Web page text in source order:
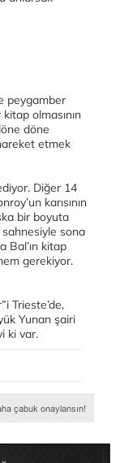
peygamber
olmasının
döne
etmek
Diğer 14
karısının
bir boyuta
sahnesiyle sona
Bal’ın kitap
gerekiyor.
Trieste’de,
Yunan şairi
ki var.